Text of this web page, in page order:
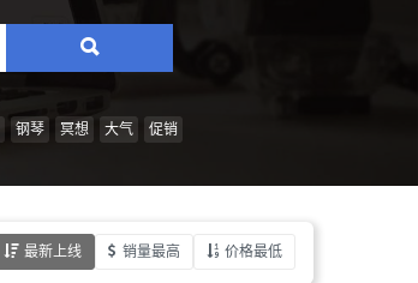
搜
情
风
乐
钢琴 冥想 大气 促销
最新上线 销量最高 价格最低